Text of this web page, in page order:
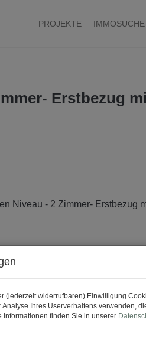
PROJEKTE IMMOSUCHE
Erstbezug
(jederzeit widerrufbaren) Einwilligung
Analyse Ihres Userverhaltens verwenden,
Informationen finden Sie in unserer